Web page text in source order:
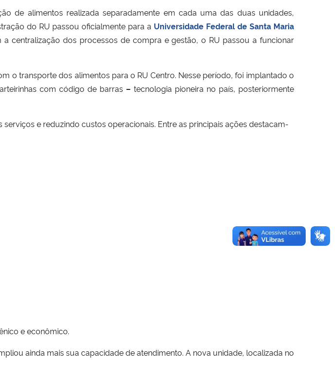
de alimentos realizada separadamente em cada uma das duas unidades,
do RU passou oficialmente para a Universidade Federal de Santa Maria
a centralização dos processos de compra e gestão, o RU passou a funcionar
o transporte dos alimentos para o RU Centro. Nesse período, foi implantado o
com código de barras – tecnologia pioneira no país, posteriormente
e reduzindo custos operacionais. Entre as principais ações destacam-
e econômico.
ainda mais sua capacidade de atendimento. A nova unidade, localizada no